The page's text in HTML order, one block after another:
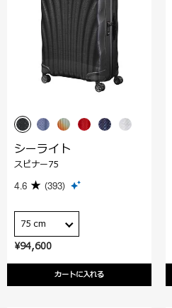
¥94,600
カートに入れる
シーライト
スピナー75
4.6 (393)
75 cm